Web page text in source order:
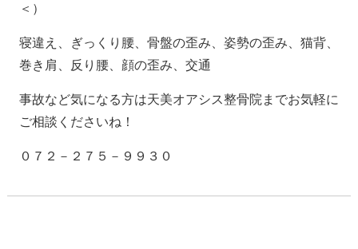
＜）
寝違え、ぎっくり腰、骨盤の歪み、姿勢の歪み、猫背、
巻き肩、反り腰、顔の歪み、交通
事故など気になる方は天美オアシス整骨院までお気軽に
ご相談くださいね！
０７２－２７５－９９３０